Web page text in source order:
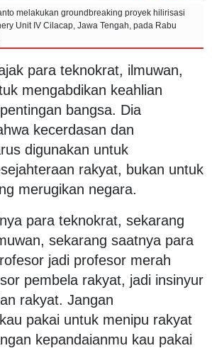
melakukan groundbreaking proyek hilirisasi
Unit IV Cilacap, Jawa Tengah, pada Rabu
para teknokrat, ilmuwan,
mengabdikan keahlian
bangsa. Dia
kecerdasan dan
digunakan untuk
rakyat, bukan untuk
merugikan negara.
para teknokrat, sekarang
sekarang saatnya para
jadi profesor merah
pembela rakyat, jadi insinyur
rakyat. Jangan
pakai untuk menipu rakyat
kepandaianmu kau pakai